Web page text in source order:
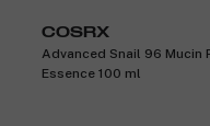
COSRX
Advanced Snail 96 Mucin
Essence 100 ml